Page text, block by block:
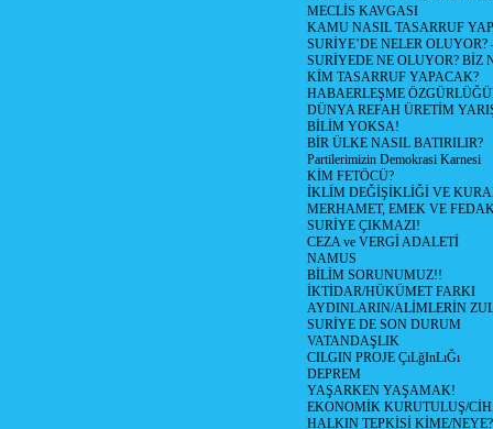
MECLİS KAVGASI
KAMU NASIL TASARRUF
SURİYE’DE NELER OLUYOR?
SURİYEDE NE OLUYOR? BİZ
KİM TASARRUF YAPACAK?
HABAERLEŞME
DÜNYA REFAH ÜRETİM
BİLİM YOKSA!
BİR ÜLKE NASIL BATIRILIR?
Partilerimizin Demokrasi Karnesi
KİM FETÖCÜ?
İKLİM DEĞİŞİKLİĞİ VE
MERHAMET, EMEK VE
SURİYE ÇIKMAZI!
CEZA ve VERGİ ADALETİ
NAMUS
BİLİM SORUNUMUZ!!
İKTİDAR/HÜKÜMET FARKI
AYDINLARIN/ALİMLERİN
SURİYE DE SON DURUM
VATANDAŞLIK
CILGIN PROJE ÇıLğInLıĞı
DEPREM
YAŞARKEN YAŞAMAK!
EKONOMİK KURUTULUŞ/
HALKIN TEPKİSİ KİME/NEYE?